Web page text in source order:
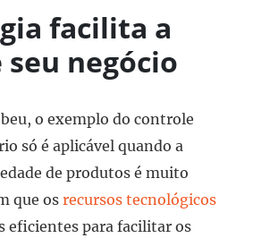
facilita a
seu negócio
o exemplo do controle
só é aplicável quando a
de produtos é muito
que os recursos tecnológicos
eficientes para facilitar os